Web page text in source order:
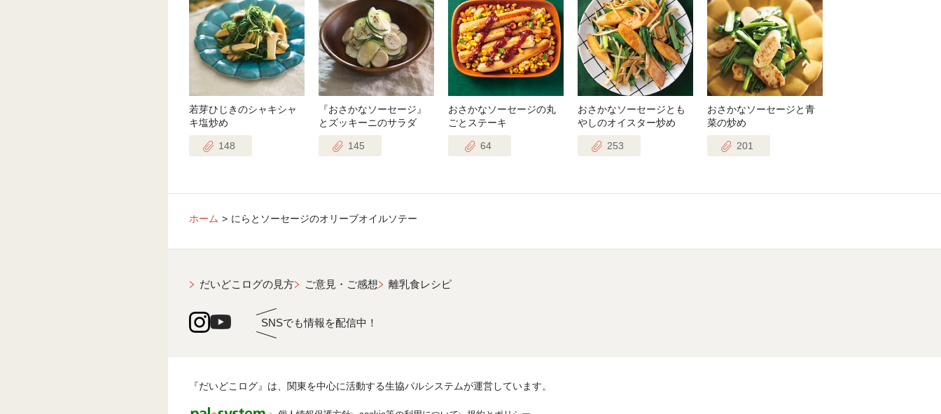
若芽ひじきのシャキシャ
キ塩炒め
148
『おさかなソーセージ』
とズッキーニのサラダ
145
おさかなソーセージの丸
ごとステーキ
64
おさかなソーセージとも
やしのオイスター炒め
253
おさかなソーセージと青
菜の炒め
201
ホーム にらとソーセージのオリーブオイルソテー
だいどこログの見方 ご意見・ご感想 離乳食レシピ
SNSでも情報を配信中！
『だいどこログ』は、関東を中心に活動する生協パルシステムが運営しています。